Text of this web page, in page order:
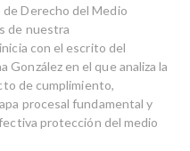
Derecho del Medio
de nuestra
con el escrito del
en el que analiza la
de cumplimiento,
procesal fundamental y
protección del medio